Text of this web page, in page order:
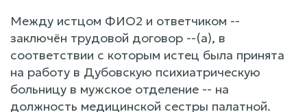
Между истцом ФИО2 и ответчиком --
заключён трудовой договор --(a), в
соответствии с которым истец была принята
на работу в Дубовскую психиатрическую
больницу в мужское отделение -- на
должность медицинской сестры палатной.